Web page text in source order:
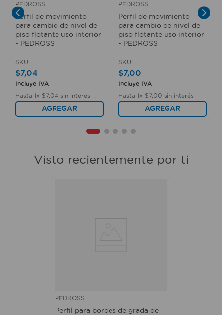
PEDROSS
Perfil de movimiento
para cambio de nivel de
piso flotante uso interior
- PEDROSS
SKU:
$7,04
Incluye IVA
Hasta 1x $7, 04 sin interés
AGREGAR
PEDROSS
Perfil de movimiento
para cambio de nivel de
piso flotante uso interior
- PEDROSS
SKU:
$7,00
Incluye IVA
Hasta 1x $7, 00 sin interés
AGREGAR
Visto recientemente por ti
PEDROSS
Perfil para bordes de grada de